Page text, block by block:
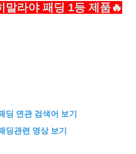
라야 패딩 1등 제품🔥
딩 연관 검색어 보기
딩관련 영상 보기